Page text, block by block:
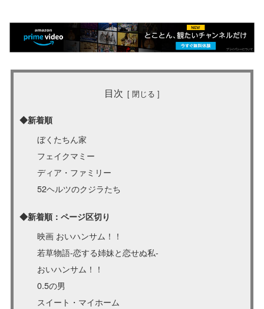
目次
◆新着順
ぼくたちん家
フェイクマミー
ディア・ファミリー
52ヘルツのクジラたち
◆新着順：ページ区切り
映画 おいハンサム！！
若草物語-恋する姉妹と恋せぬ私-
おいハンサム！！
0.5の男
スイート・マイホーム